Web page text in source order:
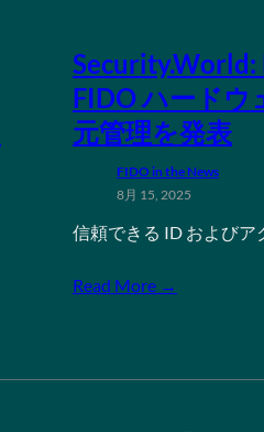
Security.World:
FIDO ハードウ
元管理を発表
FIDO in the News
8月 15, 2025
信頼できる ID およびア
Read More →